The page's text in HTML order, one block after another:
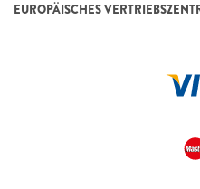
EUROPÄISCHES